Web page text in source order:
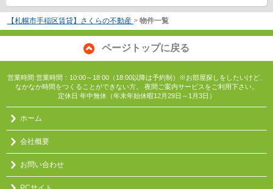
【札幌市手稲区賃貸】さくらの不動産 > 物件一覧
ページトップに戻る
営業時間:営業時間：10:00～18:00（18:00以降は予約制）※お部屋探しをしたいけど、
なかなか時間をつくることができない方。 夜間ご案内サービスをご利用下さい。
定休日:年中無休（年末年始休暇12月29日～1月3日）
ホーム
会社概要
お問い合わせ